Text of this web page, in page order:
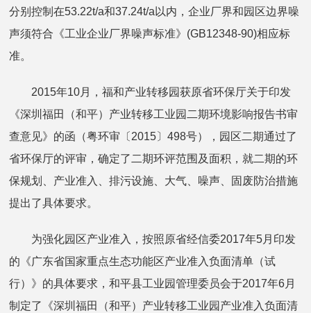
分别控制在53.22t/a和37.24t/a以内，企业厂界和园区边界噪
声须符合《工业企业厂界噪声标准》(GB12348-90)相应标
准。
2015年10月，福和产业转移园获原省环保厅关于印发
《深圳福田（和平）产业转移工业园二期环境影响报告书审
查意见》的函（粤环审〔2015〕498号），园区二期通过了
省环保厅的评审，确定了二期环评范围及面积，就二期的环
保规划、产业准入、排污设施、大气、噪声、固废防治措施
提出了具体要求。
为强化园区产业准入，按照原省经信委2017年5月印发
的《广东省国家重点生态功能区产业准入负面清单（试
行）》的具体要求，和平县工业园管理委员会于2017年6月
制定了《深圳福田（和平）产业转移工业园产业准入负面清